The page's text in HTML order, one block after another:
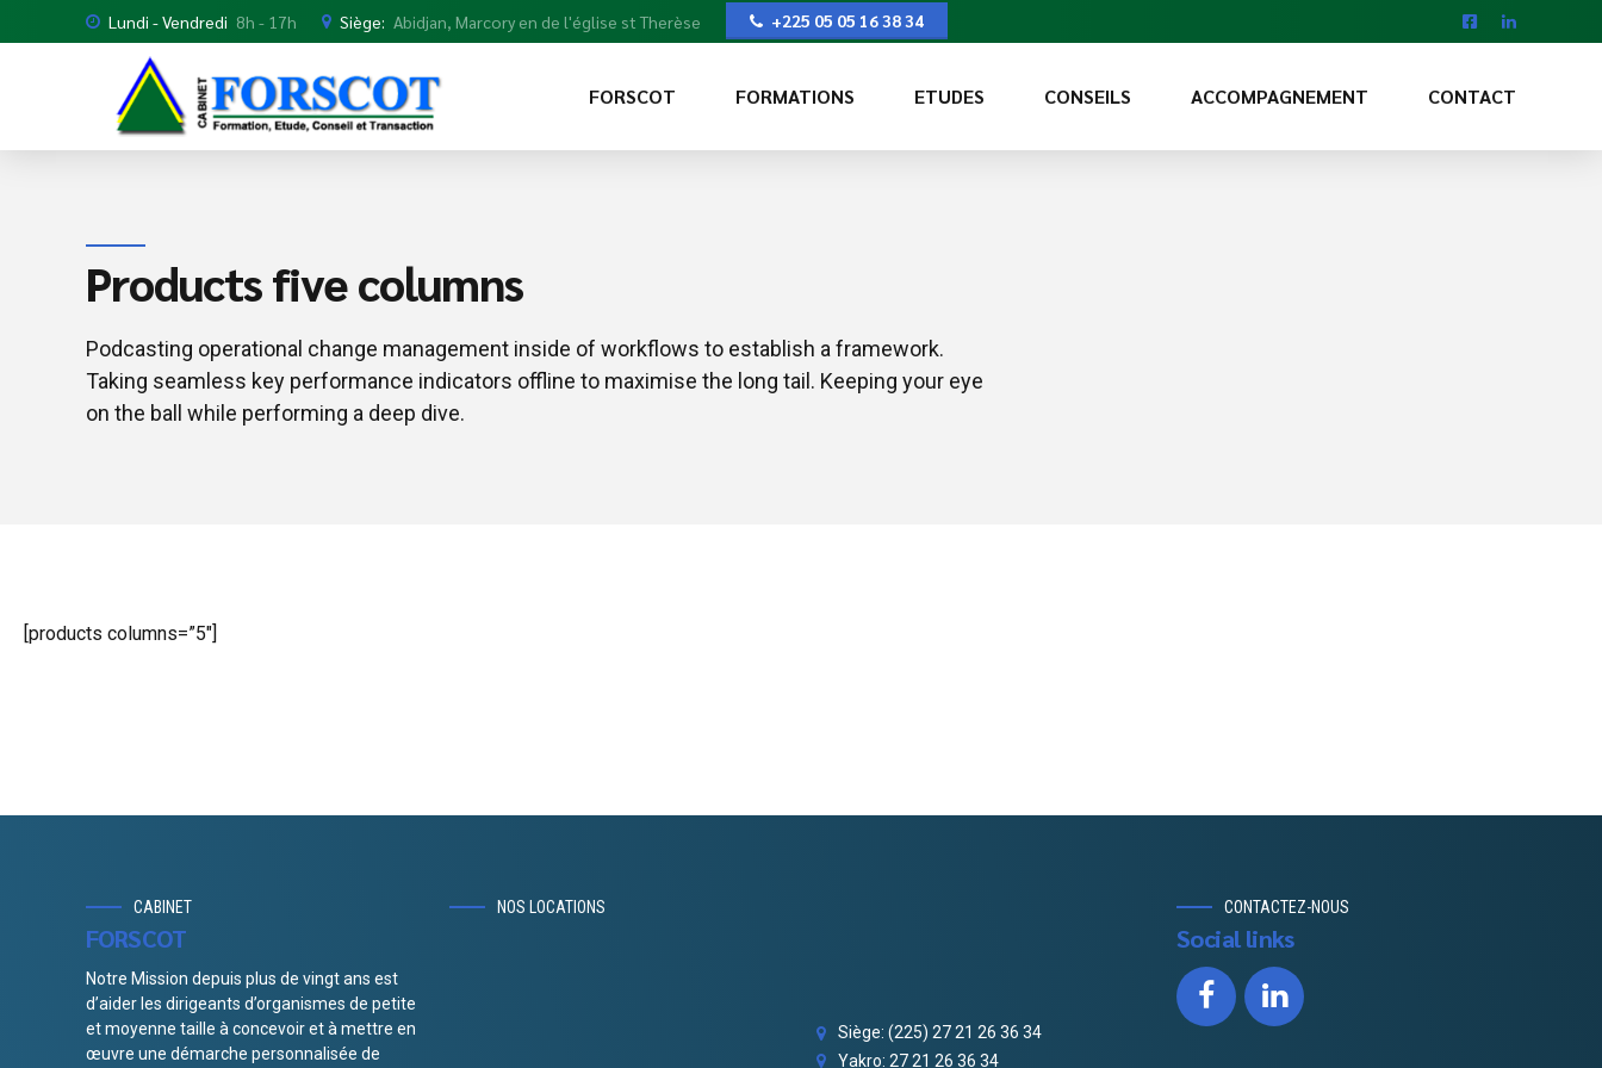
Lundi - Vendredi 8h - 17h Siège: Abidjan, Marcory en de l'église st Therèse +225 05 05 16 38 34
FORSCOT FORMATIONS ETUDES CONSEILS ACCOMPAGNEMENT CONTACT
Products five columns
Podcasting operational change management inside of workflows to establish a framework.
Taking seamless key performance indicators offline to maximise the long tail. Keeping your eye
on the ball while performing a deep dive.
[products columns=”5″]
CABINET
FORSCOT
Notre Mission depuis plus de vingt ans est
d’aider les dirigeants d’organismes de petite
et moyenne taille à concevoir et à mettre en
œuvre une démarche personnalisée de
NOS LOCATIONS
Siège: (225) 27 21 26 36 34
Yakro: 27 21 26 36 34
CONTACTEZ-NOUS
Social links